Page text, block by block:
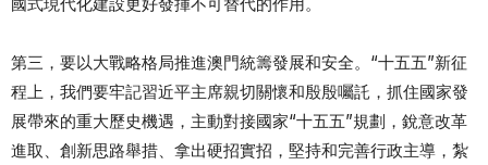
第三，要以大戰略格局推進澳門統籌發展和安全。“十五五”新征
程上，我們要牢記習近平主席親切關懷和殷殷囑託，抓住國家發
展帶來的重大歷史機遇，主動對接國家“十五五”規劃，銳意改革
進取、創新思路舉措、拿出硬招實招，堅持和完善行政主導，紮